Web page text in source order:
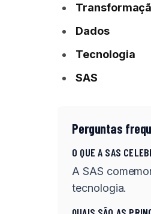
Dados
Tecnologia
SAS
Perguntas
O QUE A SAS
A SAS
tecnologia.